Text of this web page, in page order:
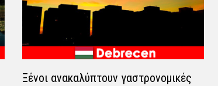
Ξένοι ανακαλύπτουν γαστρονομικές